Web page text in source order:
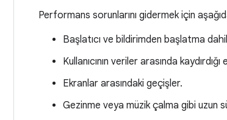
Performans sorunlarını gidermek için
Başlatıcı ve bildirimden başlatma
Kullanıcının veriler arasında kaydırdığı
Ekranlar arasındaki geçişler.
Gezinme veya müzik çalma gibi uzun